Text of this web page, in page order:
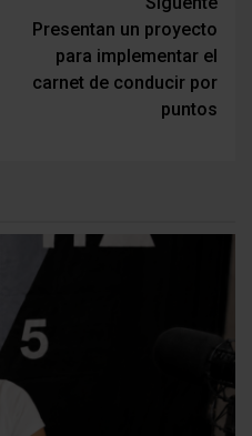
Presentan un proyecto
para implementar el
carnet de conducir por
puntos